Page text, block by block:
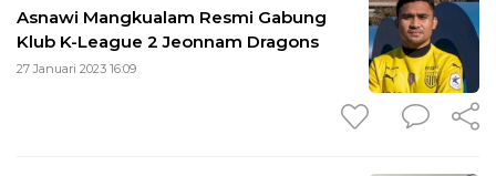
Asnawi Mangkualam Resmi Gabung
Klub K-League 2 Jeonnam Dragons
27 Januari 2023 16:09